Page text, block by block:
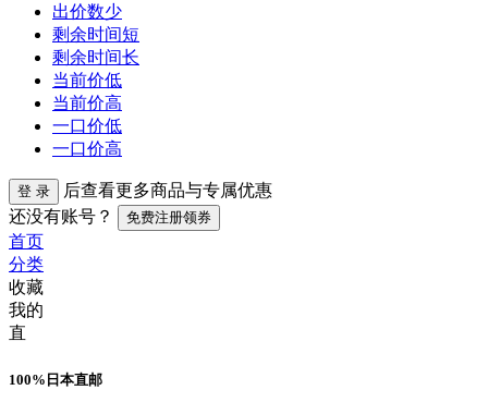
出价数少
剩余时间短
剩余时间长
当前价低
当前价高
一口价低
一口价高
登 录
后查看更多商品与专属优惠
还没有账号？
免费注册领券
首页
分类
收藏
我的
直
100%日本直邮